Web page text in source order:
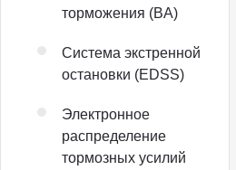
торможения (BA)
Система экстренной
остановки (EDSS)
Электронное
распределение
тормозных усилий